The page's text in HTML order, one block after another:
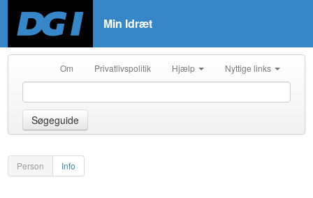
Min Idræt
Om Privatlivspolitik Hjælp Nyttige links
Søgeguide
Person Info